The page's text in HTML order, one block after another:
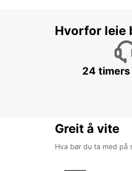
Hvorfor leie
24
Greit å vite
Hva bør du ta med på